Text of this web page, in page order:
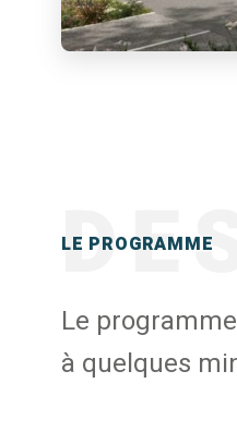
LE PROGRAMME
Le
à quelques